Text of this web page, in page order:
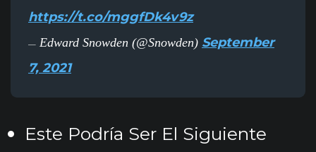
https://t.co/mggfDk4v9z
— Edward Snowden (@Snowden) September
7, 2021
Este Podría Ser El Siguiente